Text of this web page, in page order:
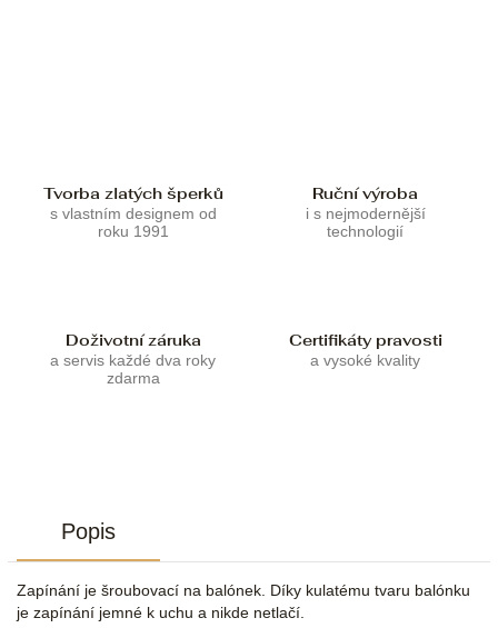
Tvorba zlatých šperků
s vlastním designem od
roku 1991
Ruční výroba
i s nejmodernější
technologií
Doživotní záruka
a servis každé dva roky
zdarma
Certifikáty pravosti
a vysoké kvality
Popis
Zapínání je šroubovací na balónek. Díky kulatému tvaru balónku
je zapínání jemné k uchu a nikde netlačí.